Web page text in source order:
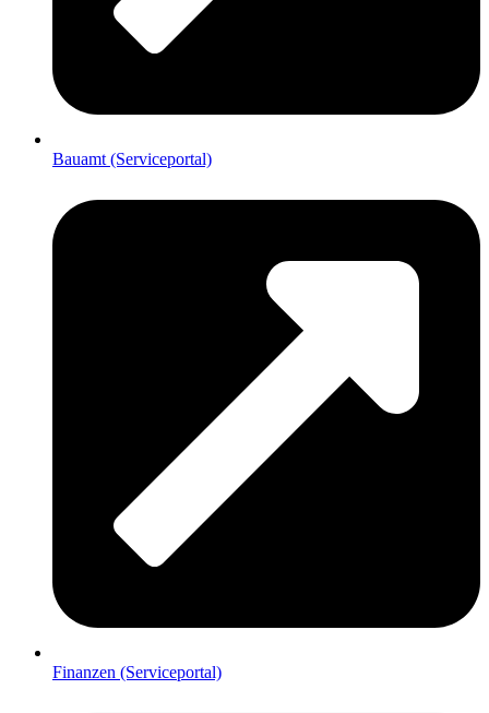
Bauamt (Serviceportal)
Finanzen (Serviceportal)